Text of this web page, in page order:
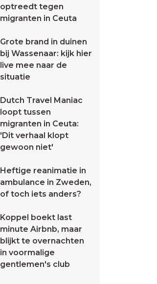
optreedt tegen
migranten in Ceuta
Grote brand in duinen
bij Wassenaar: kijk hier
live mee naar de
situatie
Dutch Travel Maniac
loopt tussen
migranten in Ceuta:
'Dit verhaal klopt
gewoon niet'
Heftige reanimatie in
ambulance in Zweden,
of toch iets anders?
Koppel boekt last
minute Airbnb, maar
blijkt te overnachten
in voormalige
gentlemen's club